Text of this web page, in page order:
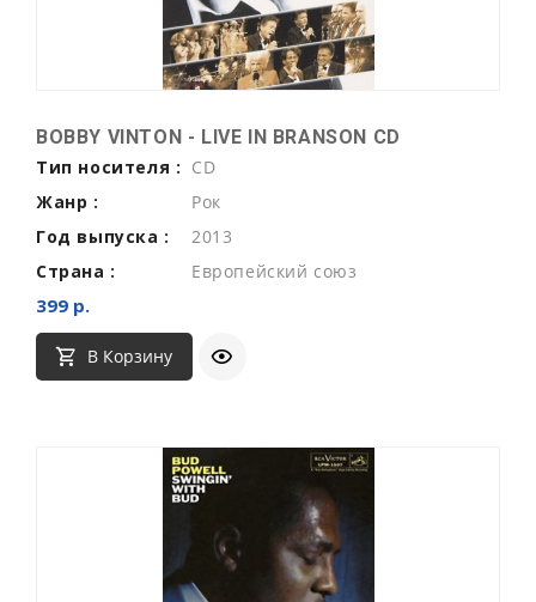
BOBBY VINTON - LIVE IN BRANSON CD
Тип носителя : CD
Жанр :
Рок
Год выпуска :
2013
Страна :
Европейский союз
399 р.
В Корзину